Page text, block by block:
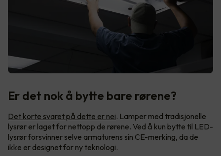
Er det nok å bytte bare rørene?
Det korte svaret på dette er nei. Lamper med tradisjonelle
lysrør er laget for nettopp de rørene. Ved å kun bytte til LED-
lysrør forsvinner selve armaturens sin CE-merking, da de
ikke er designet for ny teknologi.